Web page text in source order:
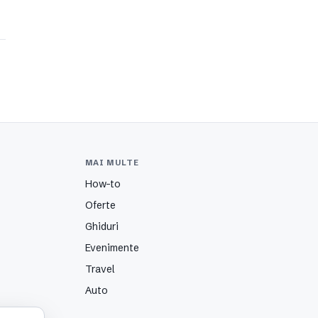
MAI MULTE
How-to
Oferte
Ghiduri
Evenimente
Travel
Auto